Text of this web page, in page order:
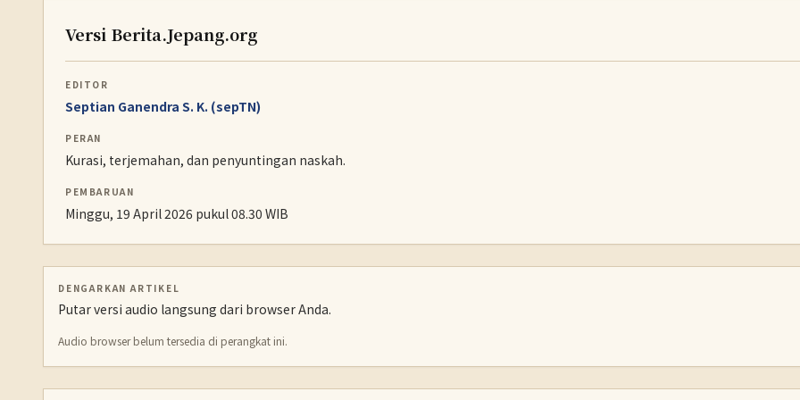
Versi Berita.Jepang.org
EDITOR
Septian Ganendra S. K. (sepTN)
PERAN
Kurasi, terjemahan, dan penyuntingan naskah.
PEMBARUAN
Minggu, 19 April 2026 pukul 08.30 WIB
DENGARKAN ARTIKEL
Putar versi audio langsung dari browser Anda.
Audio browser belum tersedia di perangkat ini.